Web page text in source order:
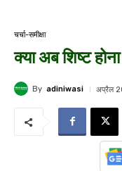
चर्चा-समीक्षा
क्या अब शिष्ट
By adiniwasi अप्रैल